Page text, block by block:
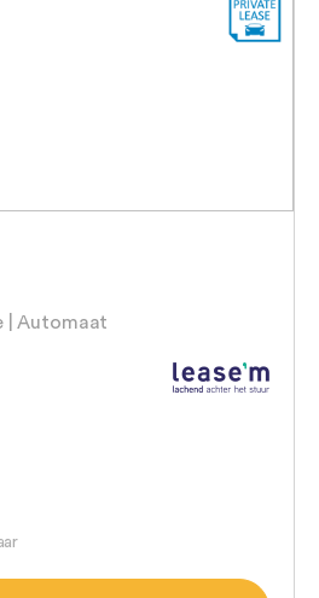
| Automaat